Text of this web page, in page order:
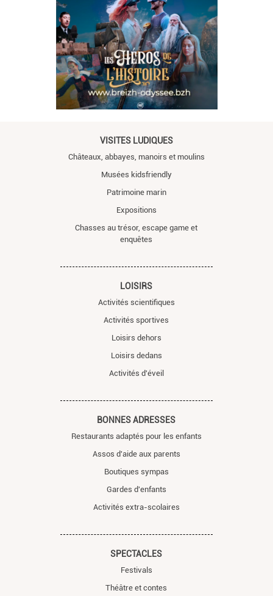
VISITES LUDIQUES
Châteaux, abbayes, manoirs et moulins
Musées kidsfriendly
Patrimoine marin
Expositions
Chasses au trésor, escape game et
enquêtes
LOISIRS
Activités scientifiques
Activités sportives
Loisirs dehors
Loisirs dedans
Activités d'éveil
BONNES ADRESSES
Restaurants adaptés pour les enfants
Assos d'aide aux parents
Boutiques sympas
Gardes d'enfants
Activités extra-scolaires
SPECTACLES
Festivals
Théâtre et contes